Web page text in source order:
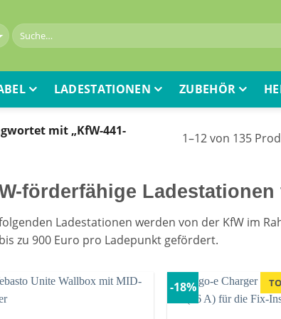
LADESTATIONEN ZUBEHÖR
mit „KfW-441-
1–12 von 135
förderfähige
Ladestationen werden von der KfW im
zu 900 Euro pro Ladepunkt gefördert.
-18%